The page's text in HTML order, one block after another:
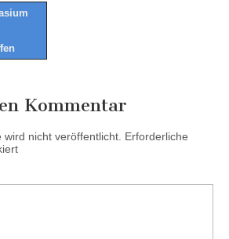
Kommentar
nicht veröffentlicht. Erforderliche